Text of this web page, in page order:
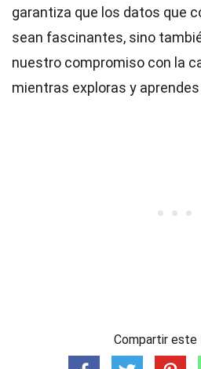
garantiza que los datos que
sean fascinantes, sino
nuestro compromiso con la
mientras exploras y
Compartir este